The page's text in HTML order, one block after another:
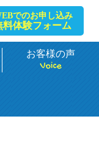
でのお申し込み
料体験フォーム
お客様の声
Voice